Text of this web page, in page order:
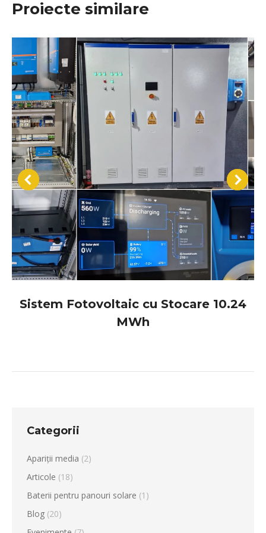
Proiecte similare
Sistem Fotovoltaic cu Stocare 10.24
MWh
Categorii
Apariții media (2)
Articole (18)
Baterii pentru panouri solare (1)
Blog (20)